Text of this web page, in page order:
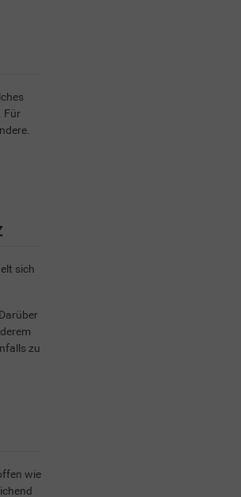
Für
sich
zu
wie